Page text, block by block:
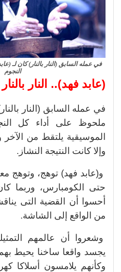
في عمله السابق (النار بالنار) كان لـ
النجوم
(عابد فهد).. النار بالنار
في عمله السابق (النار
ملحوظ على أداء كل
الموسيقية يلتقط من الآخر
وإلا كانت النتيجة النشاز.
و(عابد فهد) توهج، وتوهج
حتى الكومبارس، وربما
أحسوا أن القضية التى
من الواقع إلى الشاشة.
وشعروا أن عالمهم
يجسد واقعا ساخنا يحيط
وكأنهم يلامسون أسلاكا